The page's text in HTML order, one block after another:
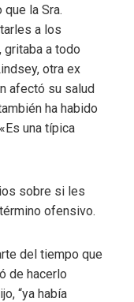
la Sra.
a los
gritaba a todo
otra ex
afectó su salud
ha habido
una típica
sobre si les
ofensivo.
del tiempo que
de hacerlo
“ya ​​había